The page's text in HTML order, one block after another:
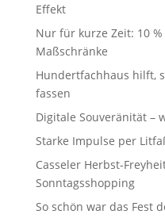
Effekt
Nur für kurze Zeit: 10
Maßschränke
Hundertfachhaus hilft,
fassen
Digitale Souveränität –
Starke Impulse per
Casseler Herbst-
Sonntagsshopping
So schön war das Fest